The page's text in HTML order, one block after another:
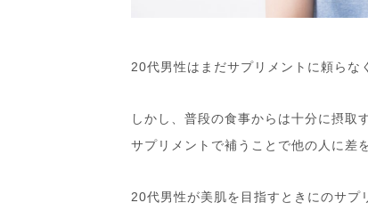
20代男性はまだサプリメントに頼らな
しかし、普段の食事からは十分に摂取
サプリメントで補うことで他の人に差
20代男性が美肌を目指すときにのサプ